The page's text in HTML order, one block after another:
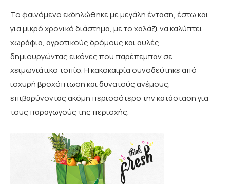
Το φαινόμενο εκδηλώθηκε με μεγάλη ένταση, έστω και
για μικρό χρονικό διάστημα, με το χαλάζι να καλύπτει
χωράφια, αγροτικούς δρόμους και αυλές,
δημιουργώντας εικόνες που παρέπεμπαν σε
χειμωνιάτικο τοπίο. Η κακοκαιρία συνοδεύτηκε από
ισχυρή βροχόπτωση και δυνατούς ανέμους,
επιβαρύνοντας ακόμη περισσότερο την κατάσταση για
τους παραγωγούς της περιοχής.